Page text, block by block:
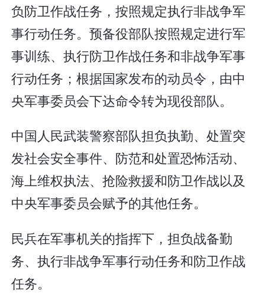
负防卫作战任务，按照规定执行非战争军
事行动任务。预备役部队按照规定进行军
事训练、执行防卫作战任务和非战争军事
行动任务；根据国家发布的动员令，由中
央军事委员会下达命令转为现役部队。
中国人民武装警察部队担负执勤、处置突
发社会安全事件、防范和处置恐怖活动、
海上维权执法、抢险救援和防卫作战以及
中央军事委员会赋予的其他任务。
民兵在军事机关的指挥下，担负战备勤
务、执行非战争军事行动任务和防卫作战
任务。